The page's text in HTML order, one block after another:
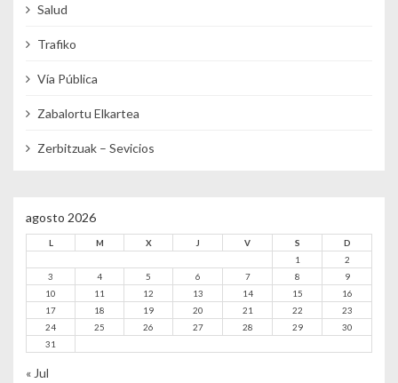
Salud
Trafiko
Vía Pública
Zabalortu Elkartea
Zerbitzuak – Sevicios
agosto 2026
L M X J V S
D
1
2
3
4 5 6 7 8
9
10
11 12 13 14 15
16
17
18 19 20 21 22
23
24
25 26 27 28 29
30
31
« Jul